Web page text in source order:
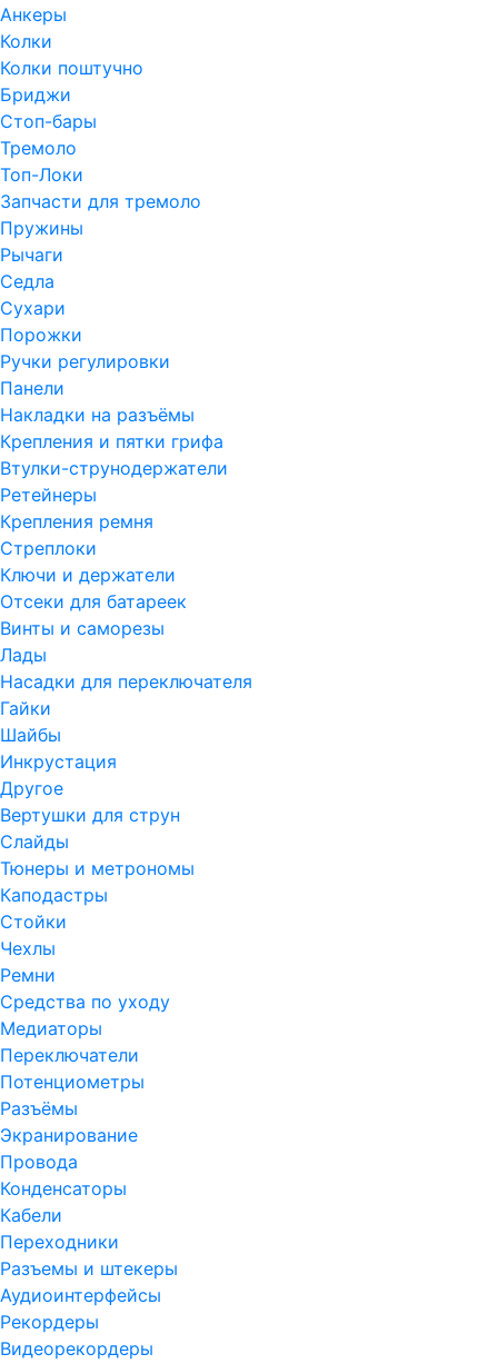
Анкеры
Колки
Колки поштучно
Бриджи
Стоп-бары
Тремоло
Топ-Локи
Запчасти для тремоло
Пружины
Рычаги
Седла
Сухари
Порожки
Ручки регулировки
Панели
Накладки на разъёмы
Крепления и пятки грифа
Втулки-струнодержатели
Ретейнеры
Крепления ремня
Стреплоки
Ключи и держатели
Отсеки для батареек
Винты и саморезы
Лады
Насадки для переключателя
Гайки
Шайбы
Инкрустация
Другое
Вертушки для струн
Слайды
Тюнеры и метрономы
Каподастры
Стойки
Чехлы
Ремни
Средства по уходу
Медиаторы
Переключатели
Потенциометры
Разъёмы
Экранирование
Провода
Конденсаторы
Кабели
Переходники
Разъемы и штекеры
Аудиоинтерфейсы
Рекордеры
Видеорекордеры